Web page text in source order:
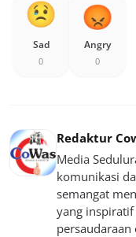
Sad
0
Angry
0
Redaktur
Media
komunikasi
semangat
yang
persaudaraan